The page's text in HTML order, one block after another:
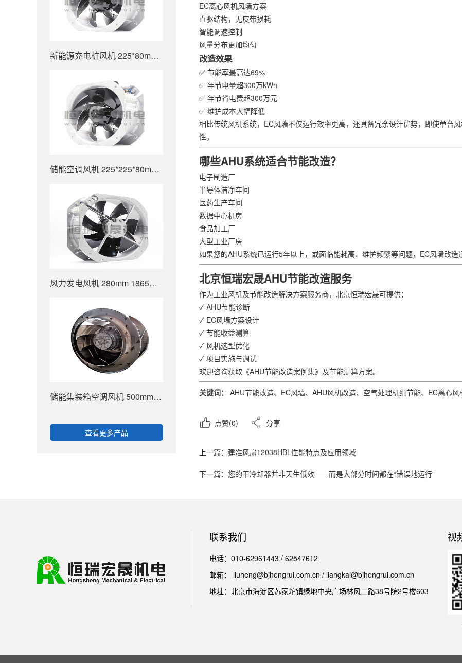
新能源充电桩风机 225*80mm 880m³/h W2E200-HK38-01
储能空调风机 225*225*80mm 880m³/h W2E200-HK38-01
风力发电风机 280mm 1865m3/h W2E250-HL06-01
储能集装箱空调风机 500mm 8320m³/h R4D500-AT03-01
查看更多产品
EC离心风机风墙方案
直驱结构，无皮带损耗
智能调速控制
风量分布更加均匀
改造效果
✅ 节能率最高达69%
✅ 年节电量超300万kWh
✅ 年节省电费超300万元
✅ 维护成本大幅降低
相比传统风机系统，EC风墙不仅运行效率更高，还具备冗余设计优势，即使单台
性。
哪些AHU系统适合节能改造？
电子制造厂
半导体洁净车间
医药生产车间
数据中心机房
食品加工厂
大型工业厂房
如果您的AHU系统已运行5年以上，或面临能耗高、维护频繁等问题，EC风墙改造
北京恒瑞宏晟AHU节能改造服务
作为工业风机及节能改造解决方案服务商，北京恒瑞宏晟可提供：
✓ AHU节能诊断
✓ EC风墙方案设计
✓ 节能收益测算
✓ 风机选型优化
✓ 项目实施与调试
欢迎咨询获取《AHU节能改造案例集》及节能测算方案。
关键词： AHU节能改造、EC风墙、AHU风机改造、空气处理机组节能、EC离心风
点赞(0) 分享
上一篇：建准风扇12038HBL性能特点及应用领域
下一篇：您的干冷却器并非天生低效——而是大部分时间都在“错误地运行”
联系我们
电话：010-62961443 / 62547612
邮箱： liuheng@bjhengrui.com.cn / liangkai@bjhengrui.com.cn
地址：北京市海淀区苏家坨镇绿地中央广场林风二路38号院2号楼603
视